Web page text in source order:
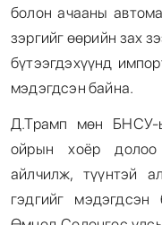
болон ачааны
зэргийг өөрийн зах
бүтээгдэхүүнд
мэдэгдсэн байна.
Д.Трамп мөн
ойрын хоёр долоо
айлчилж, түүнтэй
гэдгийг